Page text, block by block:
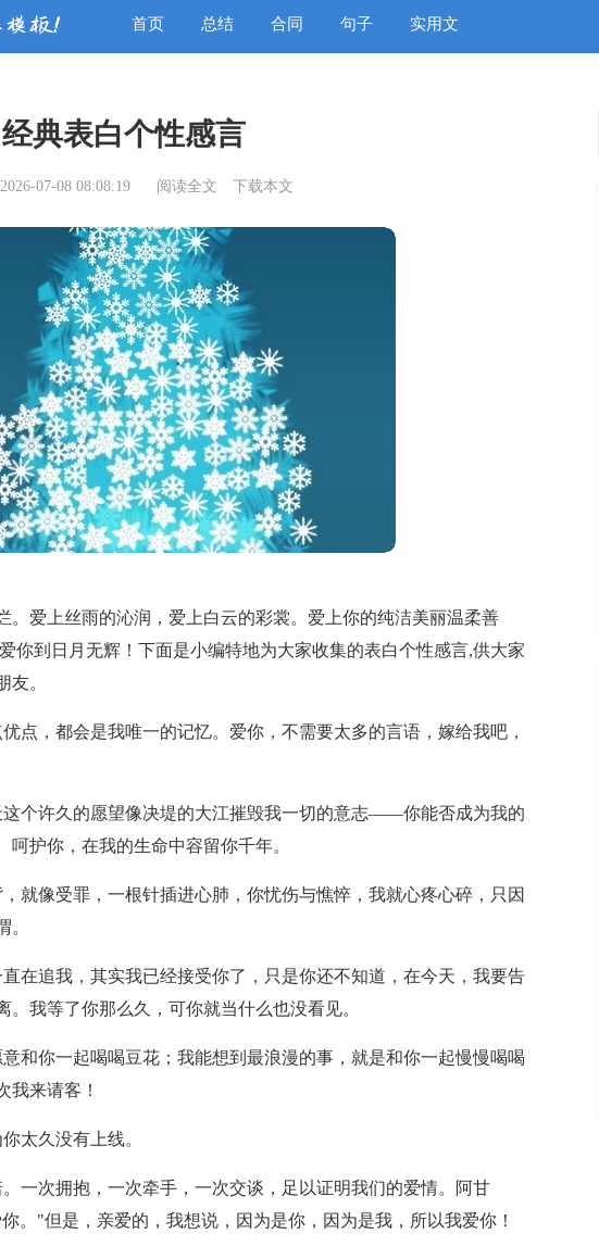
首页 总结 合同 句子 实用文
经典表白个性感言
07-08 08:08:19 阅读全文 下载本文
。爱上丝雨的沁润，爱上白云的彩裳。爱上你的纯洁美丽温柔善
你到日月无辉！下面是小编特地为大家收集的表白个性感言,供大家
。
点，都会是我唯一的记忆。爱你，不需要太多的言语，嫁给我吧，
这个许久的愿望像决堤的大江摧毁我一切的意志——你能否成为我的
护你，在我的生命中容留你千年。
就像受罪，一根针插进心肺，你忧伤与憔悴，我就心疼心碎，只因
在追我，其实我已经接受你了，只是你还不知道，在今天，我要告
我等了你那么久，可你就当什么也没看见。
和你一起喝喝豆花；我能想到最浪漫的事，就是和你一起慢慢喝喝
我来请客！
太久没有上线。
一次拥抱，一次牵手，一次交谈，足以证明我们的爱情。阿甘
。"但是，亲爱的，我想说，因为是你，因为是我，所以我爱你！